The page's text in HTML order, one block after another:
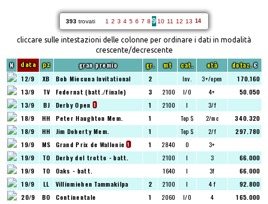
393 trovati 1 2 3 4 5 6 7 8 9 10 11 12 13 14
cliccare sulle intestazioni delle colonne per ordinare i dati in modalità
crescente/decrescente
N data pz gran premio gr. mt cat. età dotaz.€
12/9 XB Bob Miecuna Invitational 2 Inv. 3+/open
170.160
13/9
TV Federnat (batt./finale) 3 2100 I/O 4+
50.050
13/9
BJ Derby Open 1 1 2100 I
3/f
18/9
HH Peter Haughton Mem. 1 Top $ 2/mc
340.320
18/9
HH Jim Doherty Mem. 1 Top $ 2/f
297.780
19/9
MS Grand Prix de Wallonie1 1 2840 O
3+
19/9
TO Derby del trotto - batt. 2100 I 3
66.000
19/9
TO Oaks - batt. 1640 I 3f
66.000
19/9
LL Villinmiehen Tammakilpa 2 2100 I 4 f
92.800
20/9
BO Continentale 1 2060 I/O 4
165.000